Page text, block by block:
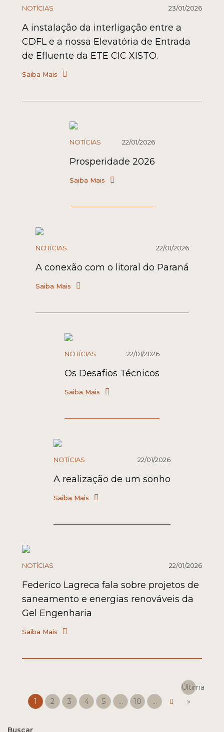
NOTÍCIAS 23/01/2026
A instalação da interligação entre a
CDFL e a nossa Elevatória de Entrada
de Efluente da ETE CIC XISTO.
Saiba Mais
NOTÍCIAS 22/01/2026
Prosperidade 2026
Saiba Mais
NOTÍCIAS 22/01/2026
A conexão com o litoral do Paraná
Saiba Mais
NOTÍCIAS 22/01/2026
Os Desafios Técnicos
Saiba Mais
NOTÍCIAS 22/01/2026
A realização de um sonho
Saiba Mais
NOTÍCIAS 22/01/2026
Federico Lagreca fala sobre projetos de
saneamento e energias renováveis da
Gel Engenharia
Saiba Mais
1 2 3 4 5 ... 10 ...
Última
»
Buscar